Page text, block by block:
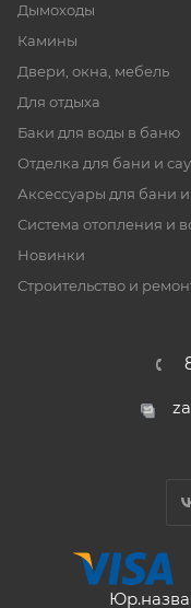
Дымоходы
Камины
Двери, окна, мебель
Для отдыха
Баки для воды в баню
Отделка для бани и
Аксессуары для бани
Система отопления и
Новинки
Строительство и